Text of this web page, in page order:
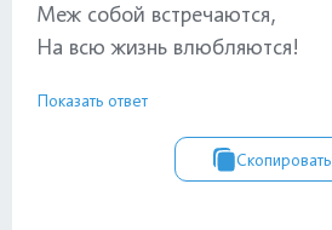
Меж собой встречаются,
На всю жизнь влюбляются!
Показать ответ
Скопировать